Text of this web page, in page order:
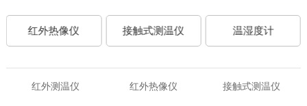
红外热像仪 接触式测温仪 温湿度计
红外测温仪 红外热像仪 接触式测温仪